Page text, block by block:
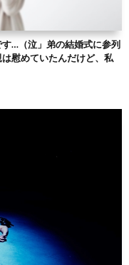
…（泣」弟の結婚式に参列
慰めていたんだけど、私